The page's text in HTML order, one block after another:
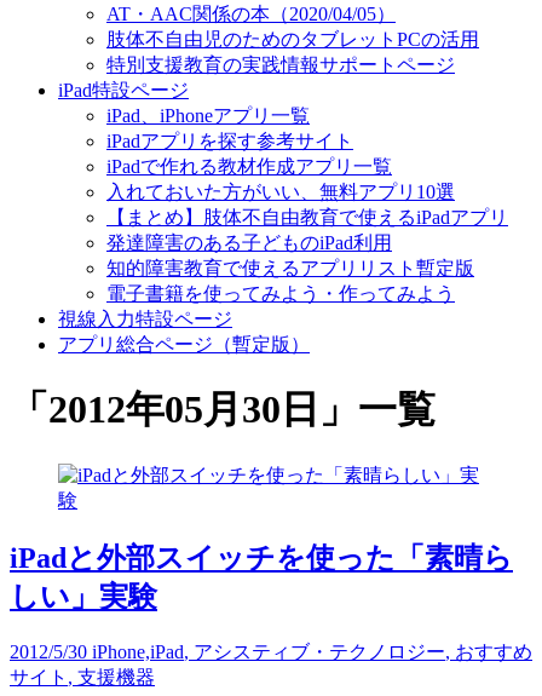
AT・AAC関係の本（2020/04/05）
肢体不自由児のためのタブレットPCの活用
特別支援教育の実践情報サポートページ
iPad特設ページ
iPad、iPhoneアプリ一覧
iPadアプリを探す参考サイト
iPadで作れる教材作成アプリ一覧
入れておいた方がいい、無料アプリ10選
【まとめ】肢体不自由教育で使えるiPadアプリ
発達障害のある子どものiPad利用
知的障害教育で使えるアプリリスト暫定版
電子書籍を使ってみよう・作ってみよう
視線入力特設ページ
アプリ総合ページ（暫定版）
「 2012年05月30日 」 一覧
iPadと外部スイッチを使った「素晴ら
しい」実験
2012/5/30 iPhone,iPad, アシスティブ・テクノロジー, おすすめ
サイト , 支援機器